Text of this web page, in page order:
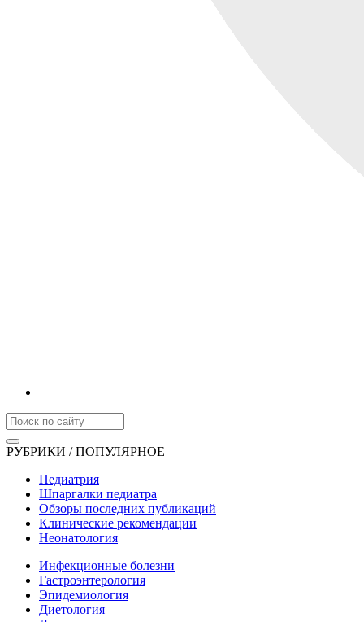
РУБРИКИ / ПОПУЛЯРНОЕ
Педиатрия
Шпаргалки педиатра
Обзоры последних публикаций
Клинические рекомендации
Неонатология
Инфекционные болезни
Гастроэнтерология
Эпидемиология
Диетология